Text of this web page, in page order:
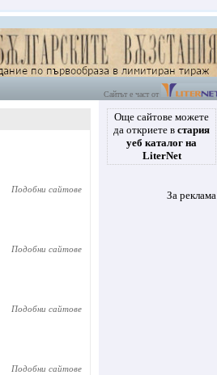
Сайтът е част от
Подобни сайтове
Подобни сайтове
Подобни сайтове
Подобни сайтове
Още сайтове можете
да откриете в стария
уеб каталог на
LiterNet
За реклама